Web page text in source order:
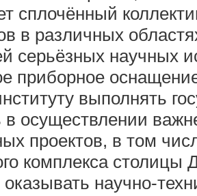
сплочённый
в различных
серьёзных научных
приборное
выполнять
в осуществлении
проектов, в том
комплекса
оказывать научно-